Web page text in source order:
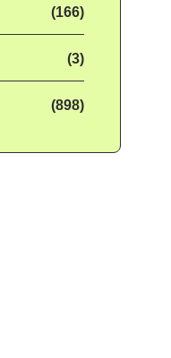
(166)
(3)
(898)